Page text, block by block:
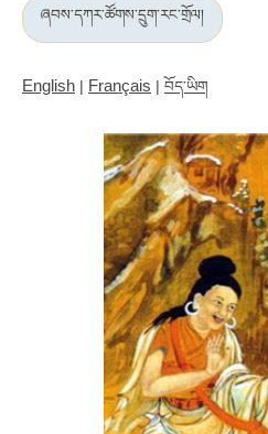
ཞབས་དཀར་ཚོགས་དྲུག་རང་གྲོལ།
English | Français | བོད་ཡིག